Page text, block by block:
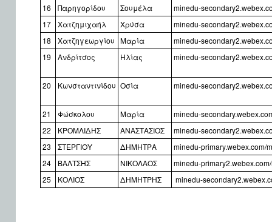
16
Παρηγορίδου Σουμέλα
minedu-
17
Χατζημιχαήλ Χρύσα
minedu-
18
Χατζηγεωργίου Μαρία
minedu-
19
Ανδρίτσος Ηλίας minedu-
20 Κωνσταντινίδου Οσία minedu-
21 Φώσκολου Μαρία
minedu-
22
ΚΡΟΜΛΙΔΗΣ ΑΝΑΣΤΑΣΙΟΣ
minedu-
23
ΣΤΕΡΓΙΟΥ ΔΗΜΗΤΡΑ
minedu-primary.webex.com/
24
ΒΑΛΤΣΗΣ ΝΙΚΟΛΑΟΣ
minedu-
25
ΚΟΛΙΟΣ ΔΗΜΗΤΡΗΣ minedu-